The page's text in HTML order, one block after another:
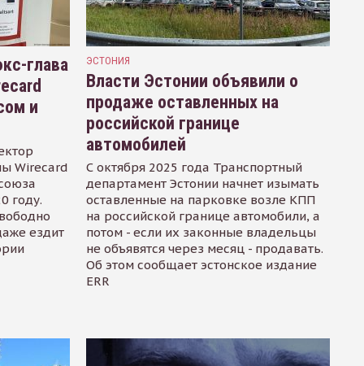
глава
и
Wirecard
году.
ездит
ЭСТОНИЯ
Власти Эстонии объявили о
продаже оставленных на
российской границе
автомобилей
С октября 2025 года Транспортный
департамент Эстонии начнет изымать
оставленные на парковке возле КПП
на российской границе автомобили, а
потом - если их законные владельцы
не объявятся через месяц - продавать.
Об этом сообщает эстонское издание
ERR